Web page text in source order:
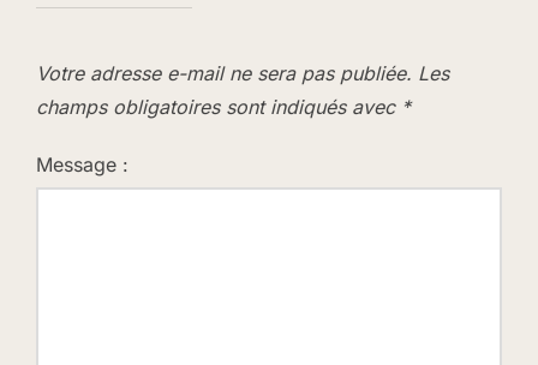
Votre adresse e-mail ne sera pas publiée. Les
champs obligatoires sont indiqués avec *
Message :